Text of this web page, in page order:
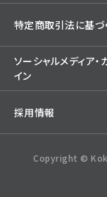
特定商取引法に基づ
ソーシャルメディア・
イン
採用情報
Copyright ©